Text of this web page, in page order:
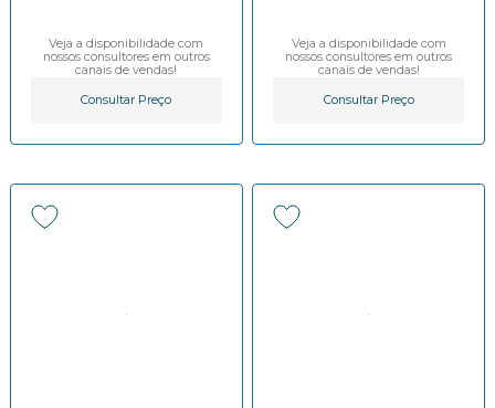
Veja a disponibilidade com
nossos consultores em outros
canais de vendas!
Consultar Preço
Veja a disponibilidade com
nossos consultores em outros
canais de vendas!
Consultar Preço